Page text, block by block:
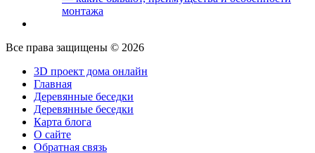
монтажа
Все права защищены © 2026
3D проект дома онлайн
Главная
Деревянные беседки
Деревянные беседки
Карта блога
О сайте
Обратная связь